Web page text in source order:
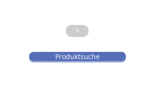
Produktsuche
>